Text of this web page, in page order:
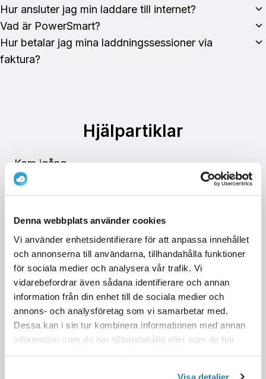
Denna webbplats använder cookies
Vi använder enhetsidentifierare för att anpassa innehållet
och annonserna till användarna, tillhandahålla funktioner
för sociala medier och analysera vår trafik. Vi
vidarebefordrar även sådana identifierare och annan
information från din enhet till de sociala medier och
annons- och analysföretag som vi samarbetar med.
Dessa kan i sin tur kombinera informationen med annan
information som du har tillhandahållit eller som de har
samlat in när du har använt deras tjänster.
Visa detaljer
Hur ansluter jag min laddare till internet?
Vad är PowerSmart?
Hur betalar jag mina laddningssessioner via
faktura?
Hjälpartiklar
Kom igång
Hantera laddningssystem
PowerSmart
Hittade du inte vad du letade
efter?
Kontakta oss